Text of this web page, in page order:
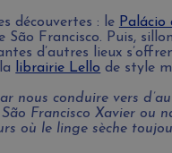
découvertes : le Palácio
São Francisco. Puis,
d’autres lieux
librairie Lello de style
nous conduire vers
São Francisco Xavier
où le linge sèche